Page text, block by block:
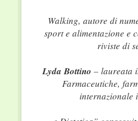
Walking, autore di
sport e alimentazione e
riviste di
Lyda Bottino – laureata
Farmaceutiche,
internazionale